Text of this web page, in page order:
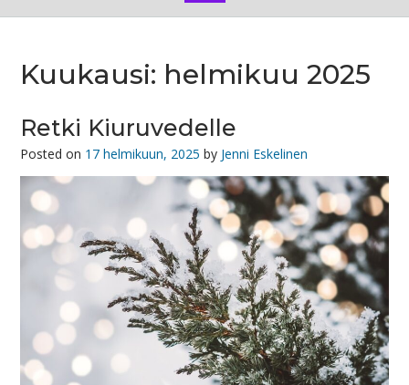
Kuukausi: helmikuu 2025
Retki Kiuruvedelle
Posted on 17 helmikuun, 2025 by Jenni Eskelinen